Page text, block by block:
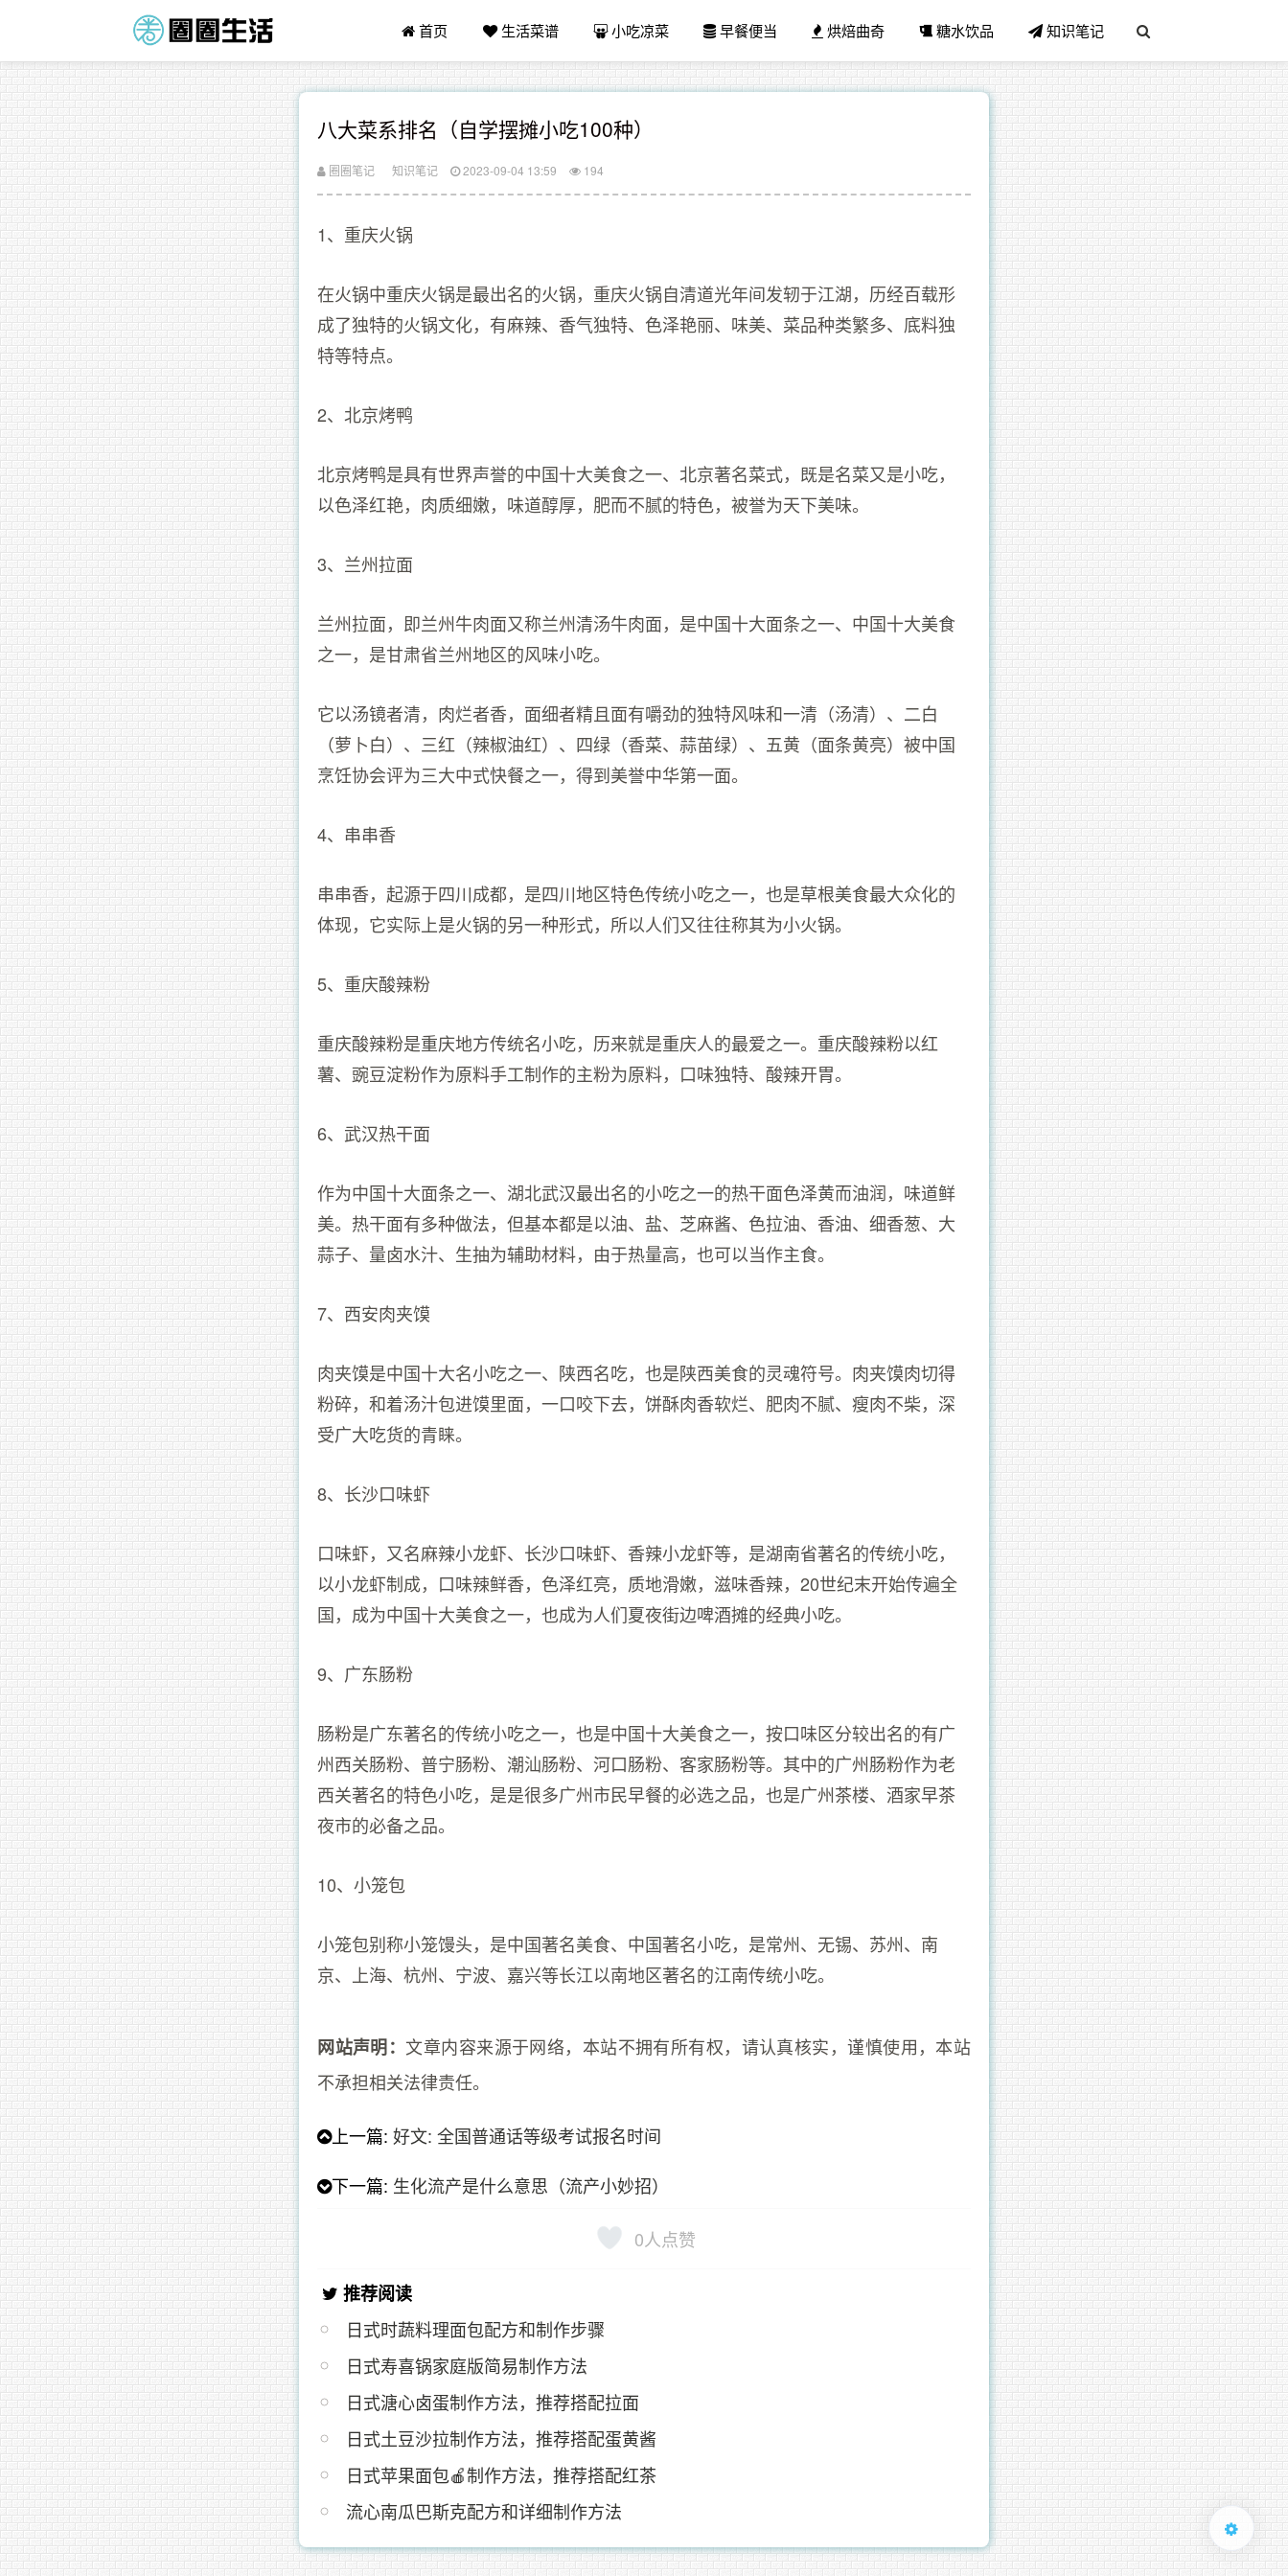
首页 生活菜谱 小吃凉菜 早餐便当 烘焙曲奇 糖水饮品 知识笔记
八大菜系排名（自学摆摊小吃100种）
圈圈笔记 知识笔记 2023-09-04 13:59 194
1、重庆火锅
在火锅中重庆火锅是最出名的火锅，重庆火锅自清道光年间发轫于江湖，历经百载形
成了独特的火锅文化，有麻辣、香气独特、色泽艳丽、味美、菜品种类繁多、底料独
特等特点。
2、北京烤鸭
北京烤鸭是具有世界声誉的中国十大美食之一、北京著名菜式，既是名菜又是小吃，
以色泽红艳，肉质细嫩，味道醇厚，肥而不腻的特色，被誉为天下美味。
3、兰州拉面
兰州拉面，即兰州牛肉面又称兰州清汤牛肉面，是中国十大面条之一、中国十大美食
之一，是甘肃省兰州地区的风味小吃。
它以汤镜者清，肉烂者香，面细者精且面有嚼劲的独特风味和一清（汤清）、二白
（萝卜白）、三红（辣椒油红）、四绿（香菜、蒜苗绿）、五黄（面条黄亮）被中国
烹饪协会评为三大中式快餐之一，得到美誉中华第一面。
4、串串香
串串香，起源于四川成都，是四川地区特色传统小吃之一，也是草根美食最大众化的
体现，它实际上是火锅的另一种形式，所以人们又往往称其为小火锅。
5、重庆酸辣粉
重庆酸辣粉是重庆地方传统名小吃，历来就是重庆人的最爱之一。重庆酸辣粉以红
薯、豌豆淀粉作为原料手工制作的主粉为原料，口味独特、酸辣开胃。
6、武汉热干面
作为中国十大面条之一、湖北武汉最出名的小吃之一的热干面色泽黄而油润，味道鲜
美。热干面有多种做法，但基本都是以油、盐、芝麻酱、色拉油、香油、细香葱、大
蒜子、量卤水汁、生抽为辅助材料，由于热量高，也可以当作主食。
7、西安肉夹馍
肉夹馍是中国十大名小吃之一、陕西名吃，也是陕西美食的灵魂符号。肉夹馍肉切得
粉碎，和着汤汁包进馍里面，一口咬下去，饼酥肉香软烂、肥肉不腻、瘦肉不柴，深
受广大吃货的青睐。
8、长沙口味虾
口味虾，又名麻辣小龙虾、长沙口味虾、香辣小龙虾等，是湖南省著名的传统小吃，
以小龙虾制成，口味辣鲜香，色泽红亮，质地滑嫩，滋味香辣，20世纪末开始传遍全
国，成为中国十大美食之一，也成为人们夏夜街边啤酒摊的经典小吃。
9、广东肠粉
肠粉是广东著名的传统小吃之一，也是中国十大美食之一，按口味区分较出名的有广
州西关肠粉、普宁肠粉、潮汕肠粉、河口肠粉、客家肠粉等。其中的广州肠粉作为老
西关著名的特色小吃，是是很多广州市民早餐的必选之品，也是广州茶楼、酒家早茶
夜市的必备之品。
10、小笼包
小笼包别称小笼馒头，是中国著名美食、中国著名小吃，是常州、无锡、苏州、南
京、上海、杭州、宁波、嘉兴等长江以南地区著名的江南传统小吃。
网站声明：文章内容来源于网络，本站不拥有所有权，请认真核实，谨慎使用，本站
不承担相关法律责任。
上一篇:好文: 全国普通话等级考试报名时间
下一篇: 生化流产是什么意思（流产小妙招）
0人点赞
推荐阅读
日式时蔬料理面包配方和制作步骤
日式寿喜锅家庭版简易制作方法
日式溏心卤蛋制作方法，推荐搭配拉面
日式土豆沙拉制作方法，推荐搭配蛋黄酱
日式苹果面包🍎制作方法，推荐搭配红茶
流心南瓜巴斯克配方和详细制作方法